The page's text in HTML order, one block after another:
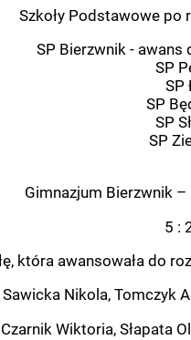
Szkoły Podstawowe po
SP Bierzwnik -
SP
SP
SP
SP
SP
Gimnazjum Bierzwnik –
5 :
która awansowała do
Nikola, Tomczyk
Wiktoria, Słapata